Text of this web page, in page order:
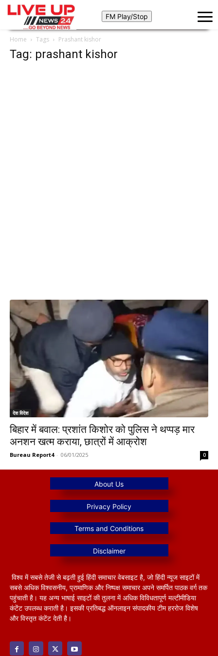
Home Tags Prashant kishor
Tag: prashant kishor
देश विदेश
बिहार में बवाल: प्रशांत किशोर को पुलिस ने थप्पड़ मार
अनशन खत्म कराया, छात्रों में आक्रोश
Bureau Report4 - 06/01/2025 0
विश्व में सबसे तेजी से बढ़ती हुई हिंदी समाचार वेबसाइट है, जो हिंदी न्यूज साइटों में
सबसे अधिक विश्वसनीय, प्रामाणिक और निष्पक्ष समाचार अपने समर्पित पाठक वर्ग तक
पहुंचाती है। यह अन्य भाषाई साइटों की तुलना में अधिक विविधतापूर्ण मल्टीमीडिया
कंटेंट उपलब्ध कराती है। इसकी प्रतिबद्ध ऑनलाइन संपादकीय टीम हररोज विशेष
और विस्तृत कंटेंट देती है।